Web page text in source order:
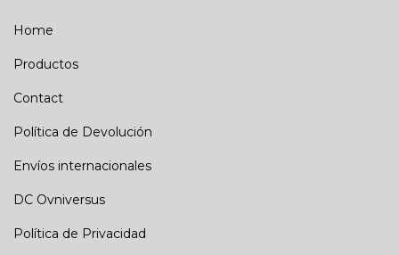
Home
Productos
Contact
Política de Devolución
Envíos internacionales
DC Ovniversus
Política de Privacidad